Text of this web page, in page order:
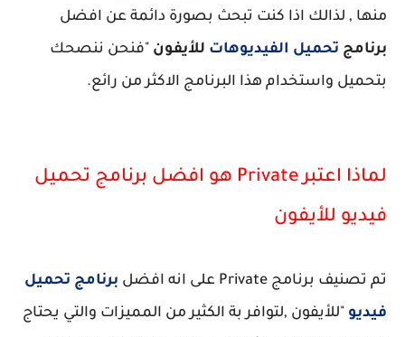
منها , لذالك اذا كنت تبحث بصورة دائمة عن افضل
برنامج تحميل الفيديوهات للأيفون "فنحن ننصحك
بتحميل واستخدام هذا البرنامج الاكثر من رائع.
لماذا اعتبر Private هو افضل برنامج تحميل
فيديو للأيفون
تم تصنيف برنامج Private على انه افضل
برنامج تحميل
فيديو "للأيفون ,لتوافر بة الكثير من المميزات والتي يحتاج